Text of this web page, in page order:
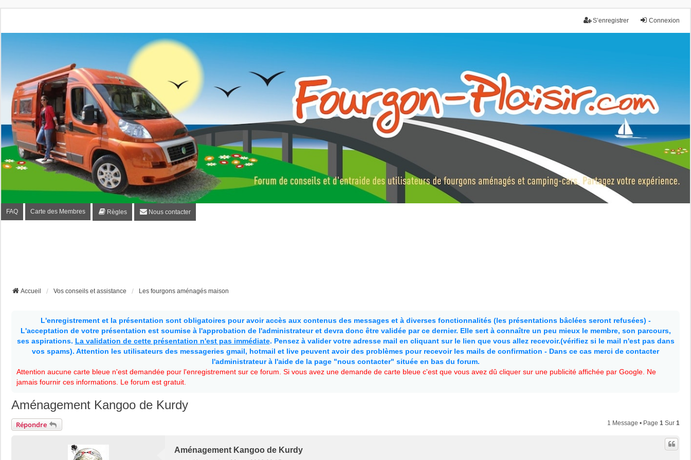
Connexion
S’enregistrer
Fourgon-plaisir.com
Forum de conseils et d'entraide des utilisateurs de fourgons, fourgons aménagés, vans et de camping-car. Partagez votre expérience.
FAQ Carte des Membres Règles Nous contacter
Accueil Vos conseils et assistance Les fourgons aménagés maison
L'enregistrement et la présentation sont obligatoires pour avoir accès aux contenus des messages et à diverses fonctionnalités (les présentations bâclées seront refusées) -
L'acceptation de votre présentation est soumise à l'approbation de l'administrateur et devra donc être validée par ce dernier. Elle sert à connaître un peu mieux le membre, son parcours,
ses aspirations. La validation de cette présentation n'est pas immédiate. Pensez à valider votre adresse mail en cliquant sur le lien que vous allez recevoir.(vérifiez si le mail n'est pas dans
vos spams). Attention les utilisateurs des messageries gmail, hotmail et live peuvent avoir des problèmes pour recevoir les mails de confirmation - Dans ce cas merci de contacter
l'administrateur à l'aide de la page "nous contacter" située en bas du forum.
Attention aucune carte bleue n'est demandée pour l'enregistrement sur ce forum. Si vous avez une demande de carte bleue c'est que vous avez dû cliquer sur une publicité affichée par Google. Ne
jamais fournir ces informations. Le forum est gratuit.
Aménagement Kangoo de Kurdy
Répondre 1 Message • Page 1 Sur 1
Aménagement Kangoo de Kurdy